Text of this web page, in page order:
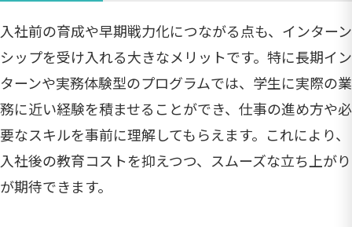
入社前の育成や早期戦力化につながる点も、インターン
シップを受け入れる大きなメリットです。特に長期イン
ターンや実務体験型のプログラムでは、学生に実際の業
務に近い経験を積ませることができ、仕事の進め方や必
要なスキルを事前に理解してもらえます。これにより、
入社後の教育コストを抑えつつ、スムーズな立ち上がり
が期待できます。